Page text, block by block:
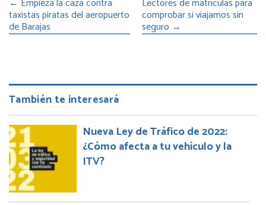
taxistas piratas del aeropuerto
de Barajas
comprobar si viajamos sin
seguro →
También te interesará
Nueva Ley de Tráfico de 2022:
¿Cómo afecta a tu vehículo y la
ITV?